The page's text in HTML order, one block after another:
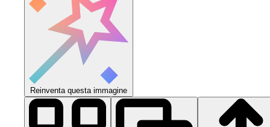
Reinventa questa immagine